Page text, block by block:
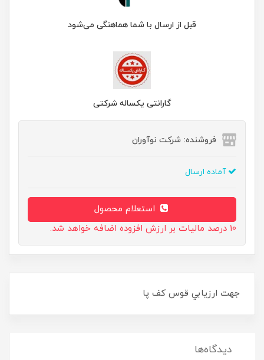
قبل از ارسال با شما هماهنگی می‌شود
گارانتی یکساله شرکتی
فروشنده: شرکت نوآوران
آماده ارسال
10 درصد مالیات بر ارزش افزوده اضافه خواهد شد.
جهت ارزيابي قوس کف پا
دیدگاه‌ها